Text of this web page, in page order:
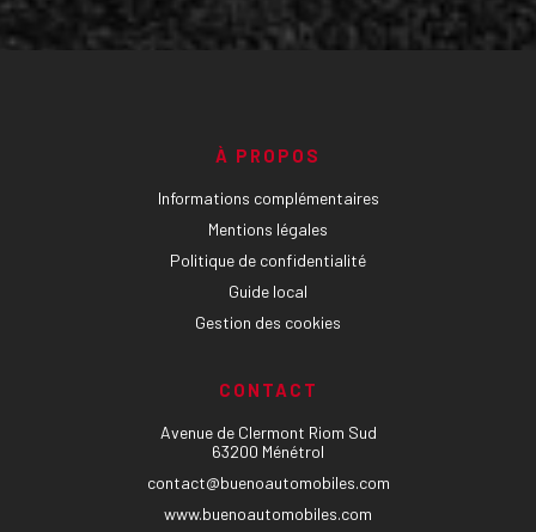
À PROPOS
Informations complémentaires
Mentions légales
Politique de confidentialité
Guide local
Gestion des cookies
CONTACT
Avenue de Clermont Riom Sud
63200 Ménétrol
contact@buenoautomobiles.com
www.buenoautomobiles.com